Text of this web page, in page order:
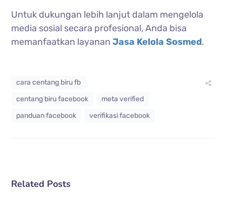
Untuk dukungan lebih lanjut dalam mengelola
media sosial secara profesional, Anda bisa
memanfaatkan layananJasa Kelola Sosmed.
cara centang biru fb
centang biru facebook
meta verified
panduan facebook
verifikasi facebook
Related Posts